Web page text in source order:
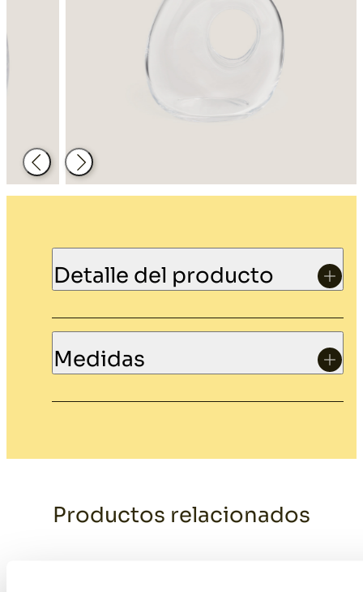
Atrás Siguiente
Detalle del producto
Medidas
Productos relacionados